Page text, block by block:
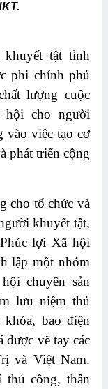
tật tỉnh
phi chính phủ
lượng cuộc
hội cho người
vào việc tạo cơ
phát triển cộng
cho tổ chức và
khuyết tật,
lợi Xã hội
lập một nhóm
chuyên sản
lưu niệm thủ
bao điện
được vẽ tay các
và Việt Nam.
thủ công, thân